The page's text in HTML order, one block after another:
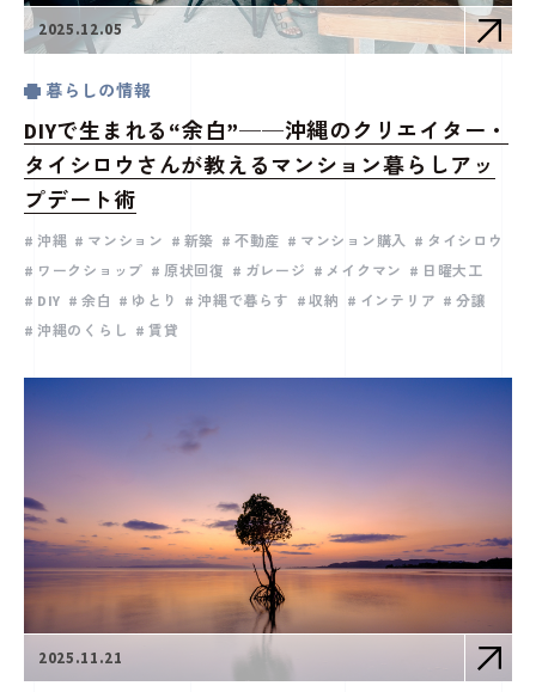
2025.12.05
暮らしの情報
DIYで生まれる“余白”──沖縄のクリエイター・
タイシロウさんが教えるマンション暮らしアッ
プデート術
沖縄 マンション 新築 不動産 マンション購入
タイシロウ
ワークショップ
原状回復 ガレージ メイクマン
日曜大工
DIY
余白 ゆとり 沖縄で暮らす 収納 インテリア
分譲
沖縄のくらし
賃貸
2025.11.21